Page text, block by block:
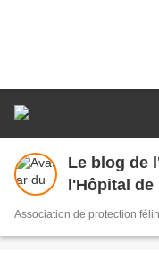
Le blog de
l'Hôpital
Association de protection